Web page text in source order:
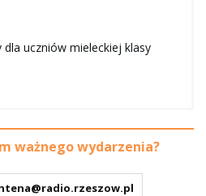
uczniów mieleckiej klasy
ważnego wydarzenia?